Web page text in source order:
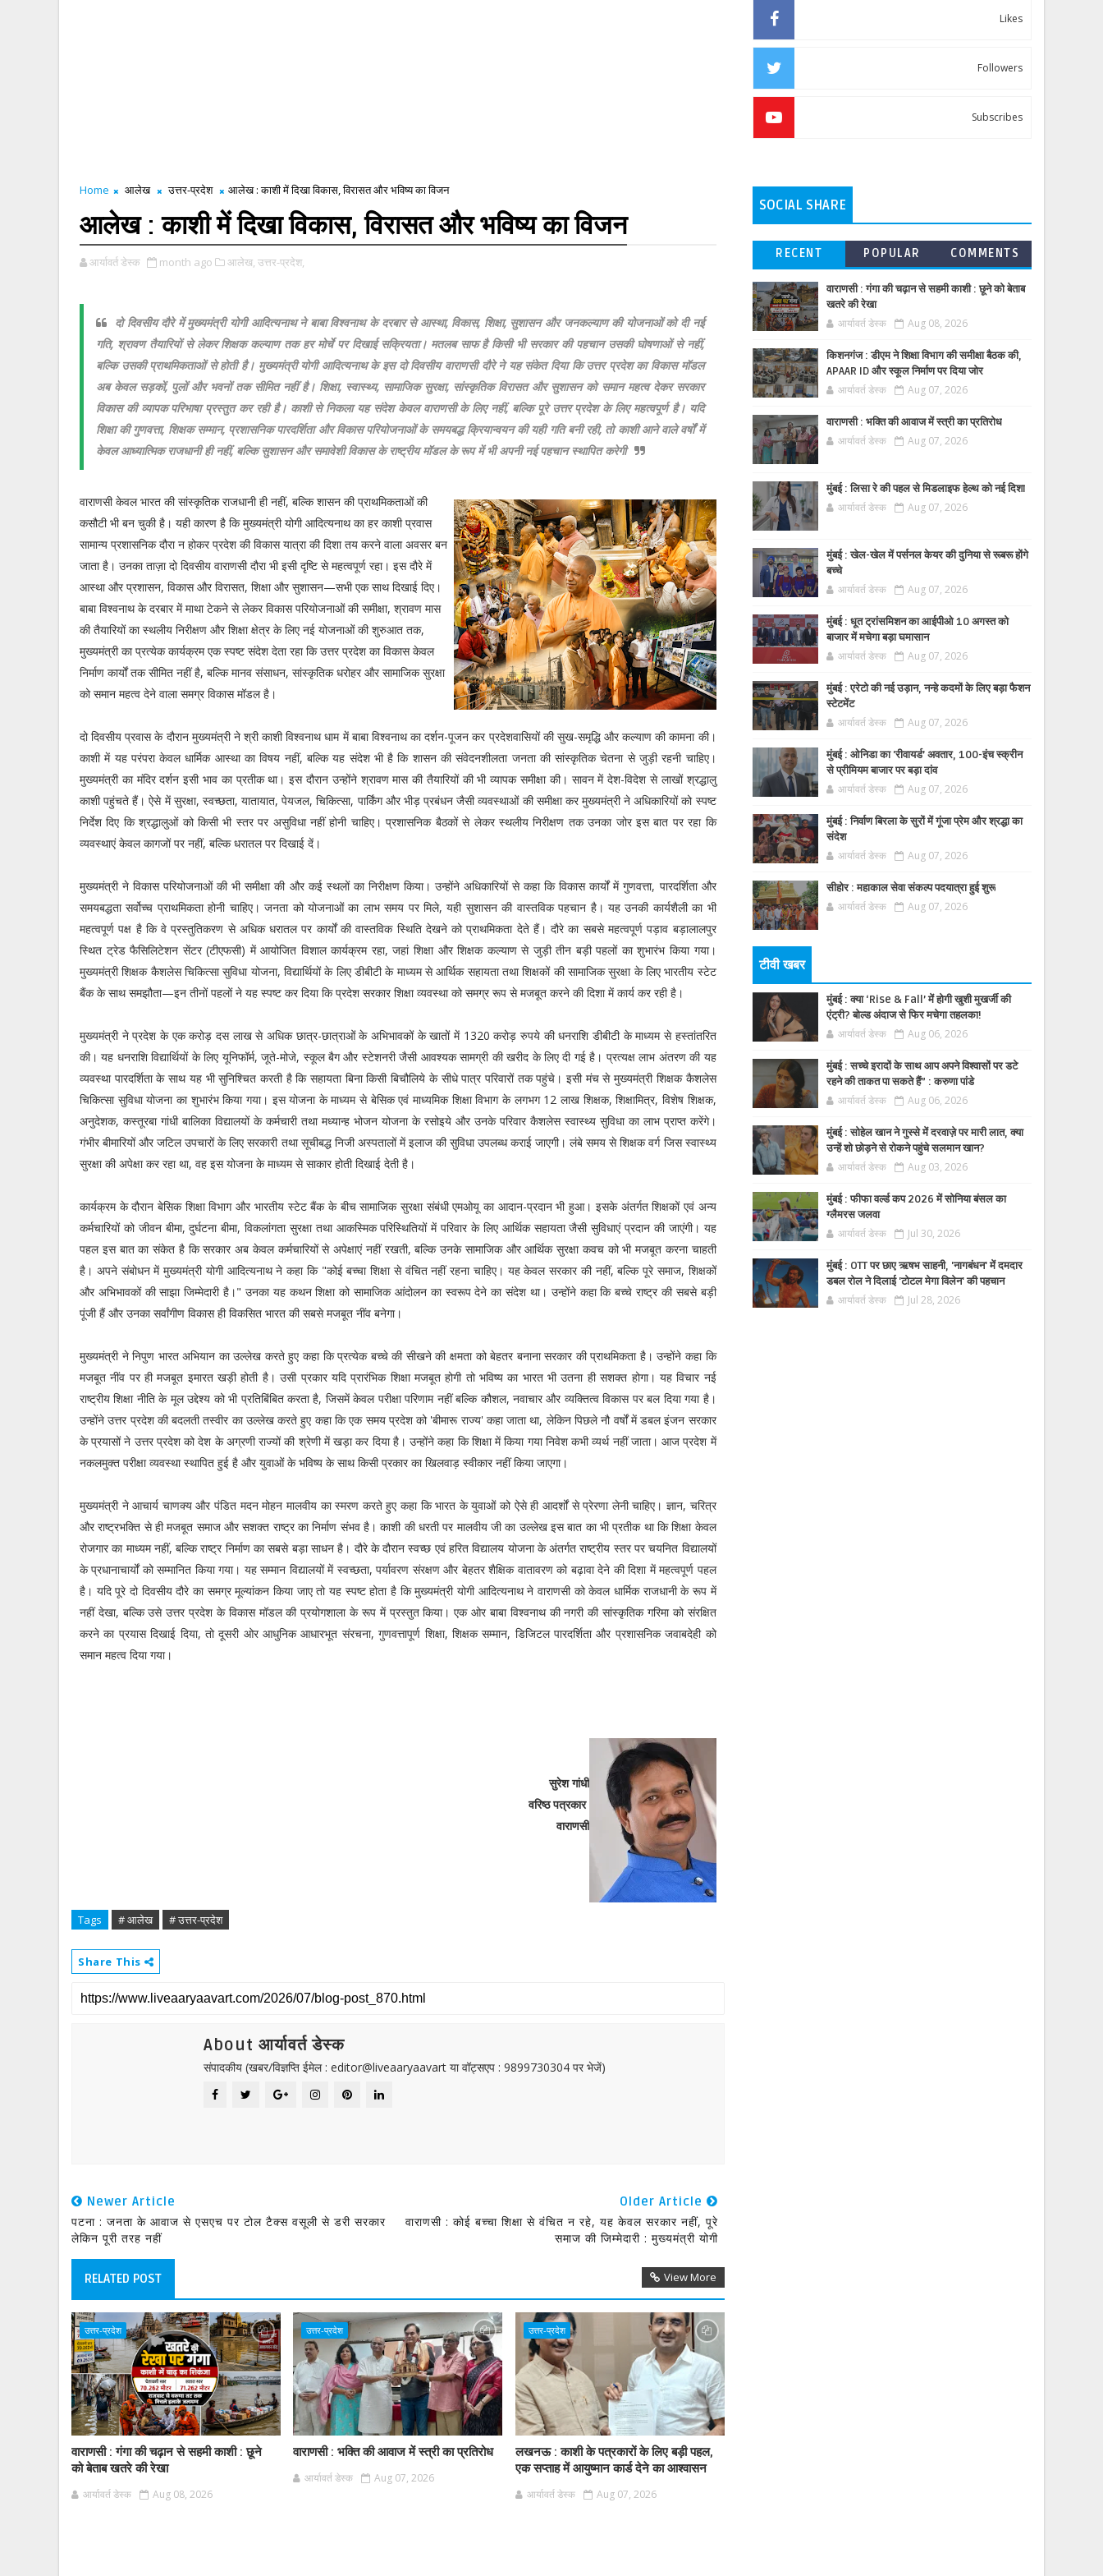
Home आलेख उत्तर-प्रदेश आलेख : काशी में दिखा विकास, विरासत और भविष्य का विजन
आलेख : काशी में दिखा विकास, विरासत और भविष्य का विजन
आर्यावर्त डेस्क month ago आलेख, उत्तर-प्रदेश,
दो दिवसीय दौरे में मुख्यमंत्री योगी आदित्यनाथ ने बाबा विश्वनाथ के दरबार से आस्था, विकास, शिक्षा, सुशासन और जनकल्याण की योजनाओं को दी नई
गति, श्रावण तैयारियों से लेकर शिक्षक कल्याण तक हर मोर्चे पर दिखाई सक्रियता। मतलब साफ है किसी भी सरकार की पहचान उसकी घोषणाओं से नहीं,
बल्कि उसकी प्राथमिकताओं से होती है। मुख्यमंत्री योगी आदित्यनाथ के इस दो दिवसीय वाराणसी दौरे ने यह संकेत दिया कि उत्तर प्रदेश का विकास मॉडल
अब केवल सड़कों, पुलों और भवनों तक सीमित नहीं है। शिक्षा, स्वास्थ्य, सामाजिक सुरक्षा, सांस्कृतिक विरासत और सुशासन को समान महत्व देकर सरकार
विकास की व्यापक परिभाषा प्रस्तुत कर रही है। काशी से निकला यह संदेश केवल वाराणसी के लिए नहीं, बल्कि पूरे उत्तर प्रदेश के लिए महत्वपूर्ण है। यदि
शिक्षा की गुणवत्ता, शिक्षक सम्मान, प्रशासनिक पारदर्शिता और विकास परियोजनाओं के समयबद्ध क्रियान्वयन की यही गति बनी रही, तो काशी आने वाले वर्षों में
केवल आध्यात्मिक राजधानी ही नहीं, बल्कि सुशासन और समावेशी विकास के राष्ट्रीय मॉडल के रूप में भी अपनी नई पहचान स्थापित करेगी
वाराणसी केवल भारत की सांस्कृतिक राजधानी ही नहीं, बल्कि शासन की प्राथमिकताओं की
कसौटी भी बन चुकी है। यही कारण है कि मुख्यमंत्री योगी आदित्यनाथ का हर काशी प्रवास
सामान्य प्रशासनिक दौरा न होकर प्रदेश की विकास यात्रा की दिशा तय करने वाला अवसर बन
जाता है। उनका ताज़ा दो दिवसीय वाराणसी दौरा भी इसी दृष्टि से महत्वपूर्ण रहा। इस दौरे में
आस्था और प्रशासन, विकास और विरासत, शिक्षा और सुशासन—सभी एक साथ दिखाई दिए।
बाबा विश्वनाथ के दरबार में माथा टेकने से लेकर विकास परियोजनाओं की समीक्षा, श्रावण मास
की तैयारियों का स्थलीय निरीक्षण और शिक्षा क्षेत्र के लिए नई योजनाओं की शुरुआत तक,
मुख्यमंत्री का प्रत्येक कार्यक्रम एक स्पष्ट संदेश देता रहा कि उत्तर प्रदेश का विकास केवल
निर्माण कार्यों तक सीमित नहीं है, बल्कि मानव संसाधन, सांस्कृतिक धरोहर और सामाजिक सुरक्षा
को समान महत्व देने वाला समग्र विकास मॉडल है।
दो दिवसीय प्रवास के दौरान मुख्यमंत्री ने श्री काशी विश्वनाथ धाम में बाबा विश्वनाथ का दर्शन-पूजन कर प्रदेशवासियों की सुख-समृद्धि और कल्याण की कामना की।
काशी में यह परंपरा केवल धार्मिक आस्था का विषय नहीं, बल्कि यह संदेश भी है कि शासन की संवेदनशीलता जनता की सांस्कृतिक चेतना से जुड़ी रहनी चाहिए।
मुख्यमंत्री का मंदिर दर्शन इसी भाव का प्रतीक था। इस दौरान उन्होंने श्रावण मास की तैयारियों की भी व्यापक समीक्षा की। सावन में देश-विदेश से लाखों श्रद्धालु
काशी पहुंचते हैं। ऐसे में सुरक्षा, स्वच्छता, यातायात, पेयजल, चिकित्सा, पार्किंग और भीड़ प्रबंधन जैसी व्यवस्थाओं की समीक्षा कर मुख्यमंत्री ने अधिकारियों को स्पष्ट
निर्देश दिए कि श्रद्धालुओं को किसी भी स्तर पर असुविधा नहीं होनी चाहिए। प्रशासनिक बैठकों से लेकर स्थलीय निरीक्षण तक उनका जोर इस बात पर रहा कि
व्यवस्थाएं केवल कागजों पर नहीं, बल्कि धरातल पर दिखाई दें।
मुख्यमंत्री ने विकास परियोजनाओं की भी समीक्षा की और कई स्थलों का निरीक्षण किया। उन्होंने अधिकारियों से कहा कि विकास कार्यों में गुणवत्ता, पारदर्शिता और
समयबद्धता सर्वोच्च प्राथमिकता होनी चाहिए। जनता को योजनाओं का लाभ समय पर मिले, यही सुशासन की वास्तविक पहचान है। यह उनकी कार्यशैली का भी
महत्वपूर्ण पक्ष है कि वे प्रस्तुतिकरण से अधिक धरातल पर कार्यों की वास्तविक स्थिति देखने को प्राथमिकता देते हैं। दौरे का सबसे महत्वपूर्ण पड़ाव बड़ालालपुर
स्थित ट्रेड फैसिलिटेशन सेंटर (टीएफसी) में आयोजित विशाल कार्यक्रम रहा, जहां शिक्षा और शिक्षक कल्याण से जुड़ी तीन बड़ी पहलों का शुभारंभ किया गया।
मुख्यमंत्री शिक्षक कैशलेस चिकित्सा सुविधा योजना, विद्यार्थियों के लिए डीबीटी के माध्यम से आर्थिक सहायता तथा शिक्षकों की सामाजिक सुरक्षा के लिए भारतीय स्टेट
बैंक के साथ समझौता—इन तीनों पहलों ने यह स्पष्ट कर दिया कि प्रदेश सरकार शिक्षा व्यवस्था को समग्र रूप से मजबूत करने की दिशा में कार्य कर रही है।
मुख्यमंत्री ने प्रदेश के एक करोड़ दस लाख से अधिक छात्र-छात्राओं के अभिभावकों के खातों में 1320 करोड़ रुपये की धनराशि डीबीटी के माध्यम से हस्तांतरित
की। यह धनराशि विद्यार्थियों के लिए यूनिफॉर्म, जूते-मोजे, स्कूल बैग और स्टेशनरी जैसी आवश्यक सामग्री की खरीद के लिए दी गई है। प्रत्यक्ष लाभ अंतरण की यह
व्यवस्था पारदर्शिता के साथ यह भी सुनिश्चित करती है कि सहायता बिना किसी बिचौलिये के सीधे पात्र परिवारों तक पहुंचे। इसी मंच से मुख्यमंत्री शिक्षक कैशलेस
चिकित्सा सुविधा योजना का शुभारंभ किया गया। इस योजना के माध्यम से बेसिक एवं माध्यमिक शिक्षा विभाग के लगभग 12 लाख शिक्षक, शिक्षामित्र, विशेष शिक्षक,
अनुदेशक, कस्तूरबा गांधी बालिका विद्यालयों के कर्मचारी तथा मध्यान्ह भोजन योजना के रसोइये और उनके परिवार कैशलेस स्वास्थ्य सुविधा का लाभ प्राप्त करेंगे।
गंभीर बीमारियों और जटिल उपचारों के लिए सरकारी तथा सूचीबद्ध निजी अस्पतालों में इलाज की सुविधा उपलब्ध कराई जाएगी। लंबे समय से शिक्षक वर्ग जिस स्वास्थ्य
सुरक्षा की अपेक्षा कर रहा था, वह इस योजना के माध्यम से साकार होती दिखाई देती है।
कार्यक्रम के दौरान बेसिक शिक्षा विभाग और भारतीय स्टेट बैंक के बीच सामाजिक सुरक्षा संबंधी एमओयू का आदान-प्रदान भी हुआ। इसके अंतर्गत शिक्षकों एवं अन्य
कर्मचारियों को जीवन बीमा, दुर्घटना बीमा, विकलांगता सुरक्षा तथा आकस्मिक परिस्थितियों में परिवार के लिए आर्थिक सहायता जैसी सुविधाएं प्रदान की जाएंगी। यह
पहल इस बात का संकेत है कि सरकार अब केवल कर्मचारियों से अपेक्षाएं नहीं रखती, बल्कि उनके सामाजिक और आर्थिक सुरक्षा कवच को भी मजबूत करना चाहती
है। अपने संबोधन में मुख्यमंत्री योगी आदित्यनाथ ने कहा कि "कोई बच्चा शिक्षा से वंचित नहीं रहना चाहिए। यह केवल सरकार की नहीं, बल्कि पूरे समाज, शिक्षकों
और अभिभावकों की साझा जिम्मेदारी है।" उनका यह कथन शिक्षा को सामाजिक आंदोलन का स्वरूप देने का संदेश था। उन्होंने कहा कि बच्चे राष्ट्र की सबसे बड़ी
पूंजी हैं और उनका सर्वांगीण विकास ही विकसित भारत की सबसे मजबूत नींव बनेगा।
मुख्यमंत्री ने निपुण भारत अभियान का उल्लेख करते हुए कहा कि प्रत्येक बच्चे की सीखने की क्षमता को बेहतर बनाना सरकार की प्राथमिकता है। उन्होंने कहा कि
मजबूत नींव पर ही मजबूत इमारत खड़ी होती है। उसी प्रकार यदि प्रारंभिक शिक्षा मजबूत होगी तो भविष्य का भारत भी उतना ही सशक्त होगा। यह विचार नई
राष्ट्रीय शिक्षा नीति के मूल उद्देश्य को भी प्रतिबिंबित करता है, जिसमें केवल परीक्षा परिणाम नहीं बल्कि कौशल, नवाचार और व्यक्तित्व विकास पर बल दिया गया है।
उन्होंने उत्तर प्रदेश की बदलती तस्वीर का उल्लेख करते हुए कहा कि एक समय प्रदेश को 'बीमारू राज्य' कहा जाता था, लेकिन पिछले नौ वर्षों में डबल इंजन सरकार
के प्रयासों ने उत्तर प्रदेश को देश के अग्रणी राज्यों की श्रेणी में खड़ा कर दिया है। उन्होंने कहा कि शिक्षा में किया गया निवेश कभी व्यर्थ नहीं जाता। आज प्रदेश में
नकलमुक्त परीक्षा व्यवस्था स्थापित हुई है और युवाओं के भविष्य के साथ किसी प्रकार का खिलवाड़ स्वीकार नहीं किया जाएगा।
मुख्यमंत्री ने आचार्य चाणक्य और पंडित मदन मोहन मालवीय का स्मरण करते हुए कहा कि भारत के युवाओं को ऐसे ही आदर्शों से प्रेरणा लेनी चाहिए। ज्ञान, चरित्र
और राष्ट्रभक्ति से ही मजबूत समाज और सशक्त राष्ट्र का निर्माण संभव है। काशी की धरती पर मालवीय जी का उल्लेख इस बात का भी प्रतीक था कि शिक्षा केवल
रोजगार का माध्यम नहीं, बल्कि राष्ट्र निर्माण का सबसे बड़ा साधन है। दौरे के दौरान स्वच्छ एवं हरित विद्यालय योजना के अंतर्गत राष्ट्रीय स्तर पर चयनित विद्यालयों
के प्रधानाचार्यों को सम्मानित किया गया। यह सम्मान विद्यालयों में स्वच्छता, पर्यावरण संरक्षण और बेहतर शैक्षिक वातावरण को बढ़ावा देने की दिशा में महत्वपूर्ण पहल
है। यदि पूरे दो दिवसीय दौरे का समग्र मूल्यांकन किया जाए तो यह स्पष्ट होता है कि मुख्यमंत्री योगी आदित्यनाथ ने वाराणसी को केवल धार्मिक राजधानी के रूप में
नहीं देखा, बल्कि उसे उत्तर प्रदेश के विकास मॉडल की प्रयोगशाला के रूप में प्रस्तुत किया। एक ओर बाबा विश्वनाथ की नगरी की सांस्कृतिक गरिमा को संरक्षित
करने का प्रयास दिखाई दिया, तो दूसरी ओर आधुनिक आधारभूत संरचना, गुणवत्तापूर्ण शिक्षा, शिक्षक सम्मान, डिजिटल पारदर्शिता और प्रशासनिक जवाबदेही को
समान महत्व दिया गया।
सुरेश गांधी
वरिष्ठ पत्रकार
वाराणसी
Tags # आलेख # उत्तर-प्रदेश
Share This
About आर्यावर्त डेस्क
संपादकीय (खबर/विज्ञप्ति ईमेल : editor@liveaaryaavart या वॉट्सएप : 9899730304 पर भेजें)
Newer Article
पटना : जनता के आवाज से एसएच पर टोल टैक्स वसूली से डरी सरकार
लेकिन पूरी तरह नहीं
Older Article
वाराणसी : कोई बच्चा शिक्षा से वंचित न रहे, यह केवल सरकार नहीं, पूरे
समाज की जिम्मेदारी : मुख्यमंत्री योगी
RELATED POST View More
उत्तर-प्रदेश
वाराणसी : गंगा की चढ़ान से सहमी काशी : छूने
को बेताब खतरे की रेखा
आर्यावर्त डेस्क Aug 08, 2026
उत्तर-प्रदेश
वाराणसी : भक्ति की आवाज में स्त्री का प्रतिरोध
आर्यावर्त डेस्क Aug 07, 2026
उत्तर-प्रदेश
लखनऊ : काशी के पत्रकारों के लिए बड़ी पहल,
एक सप्ताह में आयुष्मान कार्ड देने का आश्वासन
आर्यावर्त डेस्क Aug 07, 2026
Likes
Followers
Subscribes
SOCIAL SHARE
RECENT POPULAR COMMENTS
वाराणसी : गंगा की चढ़ान से सहमी काशी : छूने को बेताब
खतरे की रेखा
आर्यावर्त डेस्क Aug 08, 2026
किशनगंज : डीएम ने शिक्षा विभाग की समीक्षा बैठक की,
APAAR ID और स्कूल निर्माण पर दिया जोर
आर्यावर्त डेस्क Aug 07, 2026
वाराणसी : भक्ति की आवाज में स्त्री का प्रतिरोध
आर्यावर्त डेस्क Aug 07, 2026
मुंबई : लिसा रे की पहल से मिडलाइफ हेल्थ को नई दिशा
आर्यावर्त डेस्क Aug 07, 2026
मुंबई : खेल-खेल में पर्सनल केयर की दुनिया से रूबरू होंगे
बच्चे
आर्यावर्त डेस्क Aug 07, 2026
मुंबई : धूत ट्रांसमिशन का आईपीओ 10 अगस्त को
बाजार में मचेगा बड़ा घमासान
आर्यावर्त डेस्क Aug 07, 2026
मुंबई : एरेटो की नई उड़ान, नन्हे कदमों के लिए बड़ा फैशन
स्टेटमेंट
आर्यावर्त डेस्क Aug 07, 2026
मुंबई : ओनिडा का 'रीवायर्ड’ अवतार, 100-इंच स्क्रीन
से प्रीमियम बाजार पर बड़ा दांव
आर्यावर्त डेस्क Aug 07, 2026
मुंबई : निर्वाण बिरला के सुरों में गूंजा प्रेम और श्रद्धा का
संदेश
आर्यावर्त डेस्क Aug 07, 2026
सीहोर : महाकाल सेवा संकल्प पदयात्रा हुई शुरू
आर्यावर्त डेस्क Aug 07, 2026
टीवी खबर
मुंबई : क्या ‘Rise & Fall’ में होगी खुशी मुखर्जी की
एंट्री? बोल्ड अंदाज से फिर मचेगा तहलका!
आर्यावर्त डेस्क Aug 06, 2026
मुंबई : सच्चे इरादों के साथ आप अपने विश्वासों पर डटे
रहने की ताकत पा सकते हैं” : करुणा पांडे
आर्यावर्त डेस्क Aug 06, 2026
मुंबई : सोहेल खान ने गुस्से में दरवाज़े पर मारी लात, क्या
उन्हें शो छोड़ने से रोकने पहुंचे सलमान खान?
आर्यावर्त डेस्क Aug 03, 2026
मुंबई : फीफा वर्ल्ड कप 2026 में सोनिया बंसल का
ग्लैमरस जलवा
आर्यावर्त डेस्क Jul 30, 2026
मुंबई : OTT पर छाए ऋषभ साहनी, 'नागबंधन' में दमदार
डबल रोल ने दिलाई 'टोटल मेगा विलेन' की पहचान
आर्यावर्त डेस्क Jul 28, 2026